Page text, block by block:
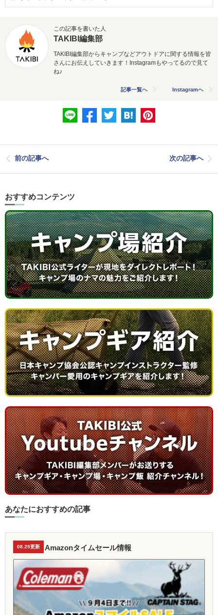
この記事を書いた人
TAKIBI編集部
TAKIBI編集部からキャンプなどアウトドアに関する情報を皆
さんにお伝えしていきます！Instagramもやってるので見て
ね♪
記事一覧へ Instagramへ
前の記事へ 次の記事へ
おすすめコンテンツ
あなたにおすすめの記事
08.29更新 Amazonタイムセール情報